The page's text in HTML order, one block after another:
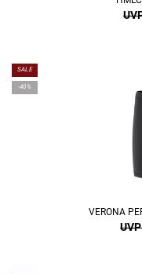
SALE
-40%
VERONA